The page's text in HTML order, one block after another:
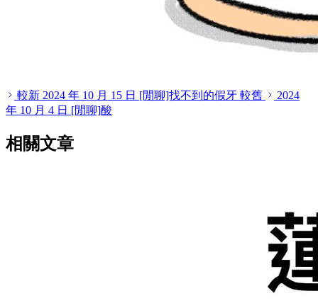
較新 2024 年 10 月 15 日 [閒聊]找不到的假牙 較舊
2024
年 10 月 4 日 [閒聊]酸
相關文章